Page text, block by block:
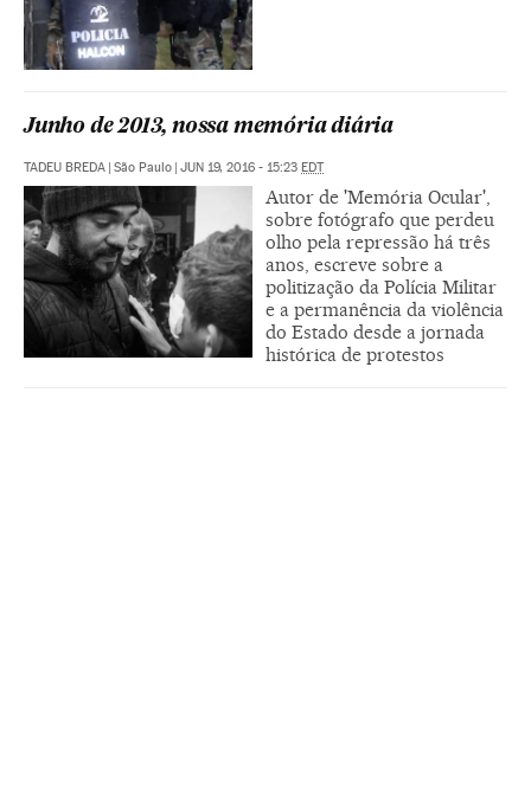
Junho de 2013, nossa memória diária
TADEU BREDA | São Paulo | JUN 19, 2016 - 15:23 EDT
Autor de 'Memória Ocular',
sobre fotógrafo que perdeu
olho pela repressão há três
anos, escreve sobre a
politização da Polícia Militar
e a permanência da violência
do Estado desde a jornada
histórica de protestos